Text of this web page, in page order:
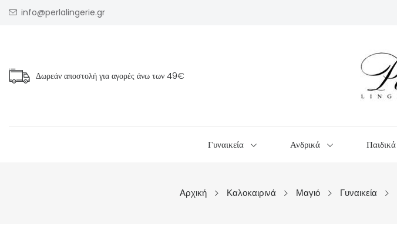
info@perlalingerie.gr
Δωρεάν αποστολή για αγορές άνω των 49€
Γυναικεία Ανδρικά Παιδικά
Αρχική Καλοκαιρινά Μαγιό Γυναικεία